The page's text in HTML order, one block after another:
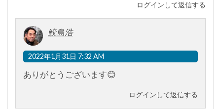
ログインして返信する
鮫島浩
2022年1月31日 7:32 AM
ありがとうございます😊
ログインして返信する